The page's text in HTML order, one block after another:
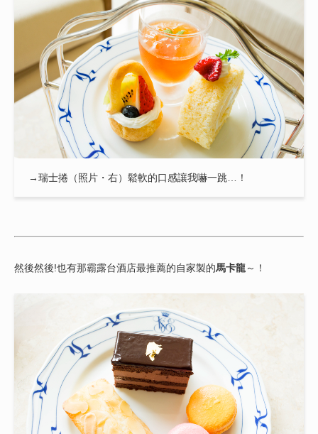
→瑞士捲（照片・右）鬆軟的口感讓我嚇一跳…！
然後然後!也有那霸露台酒店最推薦的自家製的馬卡龍～！